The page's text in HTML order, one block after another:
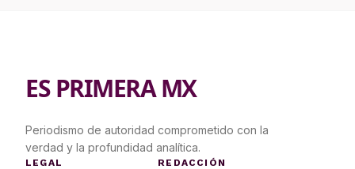
ES PRIMERA MX
Periodismo de autoridad comprometido con la
verdad y la profundidad analítica.
LEGAL REDACCIÓN